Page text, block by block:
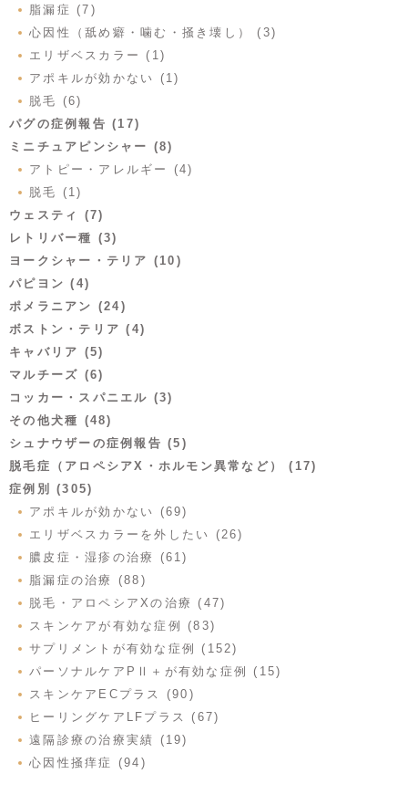
脂漏症 (7)
心因性（舐め癖・噛む・掻き壊し） (3)
エリザベスカラー (1)
アポキルが効かない (1)
脱毛 (6)
パグの症例報告 (17)
ミニチュアピンシャー (8)
アトピー・アレルギー (4)
脱毛 (1)
ウェスティ (7)
レトリバー種 (3)
ヨークシャー・テリア (10)
パピヨン (4)
ポメラニアン (24)
ボストン・テリア (4)
キャバリア (5)
マルチーズ (6)
コッカー・スパニエル (3)
その他犬種 (48)
シュナウザーの症例報告 (5)
脱毛症（アロペシアX・ホルモン異常など） (17)
症例別 (305)
アポキルが効かない (69)
エリザベスカラーを外したい (26)
膿皮症・湿疹の治療 (61)
脂漏症の治療 (88)
脱毛・アロペシアXの治療 (47)
スキンケアが有効な症例 (83)
サプリメントが有効な症例 (152)
パーソナルケアPⅡ＋が有効な症例 (15)
スキンケアECプラス (90)
ヒーリングケアLFプラス (67)
遠隔診療の治療実績 (19)
心因性掻痒症 (94)